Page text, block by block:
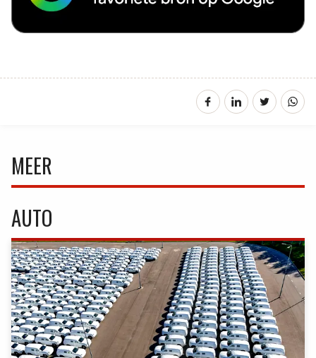
MEER
AUTO